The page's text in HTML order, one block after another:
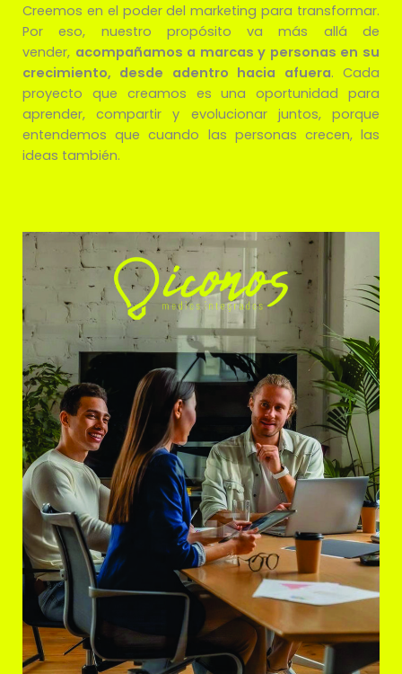
Creemos en el poder del marketing para transformar.
Por eso, nuestro propósito va más allá de
vender, acompañamos a marcas y personas en su
crecimiento, desde adentro hacia afuera. Cada
proyecto que creamos es una oportunidad para
aprender, compartir y evolucionar juntos, porque
entendemos que cuando las personas crecen, las
ideas también.